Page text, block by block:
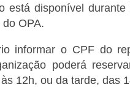
está disponível
OPA.
informar o CPF do
poderá
12h, ou da tarde, das